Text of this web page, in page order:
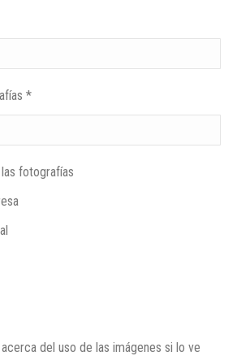
*
fotografías
del uso de las imágenes si lo ve